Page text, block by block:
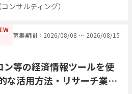
ンサルティング）
募集期間：2026/08/08 〜 2026/08/15
等の経済情報ツールを使
な活用方法・リサーチ業務